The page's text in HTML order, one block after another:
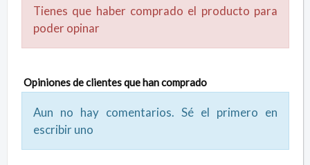
Tienes que haber comprado el producto para
poder opinar
Opiniones de clientes que han comprado
Aun no hay comentarios. Sé el primero en
escribir uno